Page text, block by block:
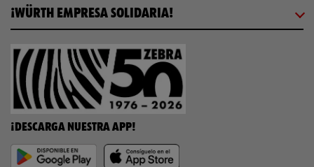
¡WÜRTH EMPRESA SOLIDARIA!
¡DESCARGA NUESTRA APP!